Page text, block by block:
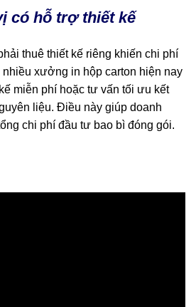
có hỗ trợ thiết kế
thuê thiết kế riêng khiến chi phí
nhiều xưởng in hộp carton hiện nay
miễn phí hoặc tư vấn tối ưu kết
liệu. Điều này giúp doanh
chi phí đầu tư bao bì đóng gói.